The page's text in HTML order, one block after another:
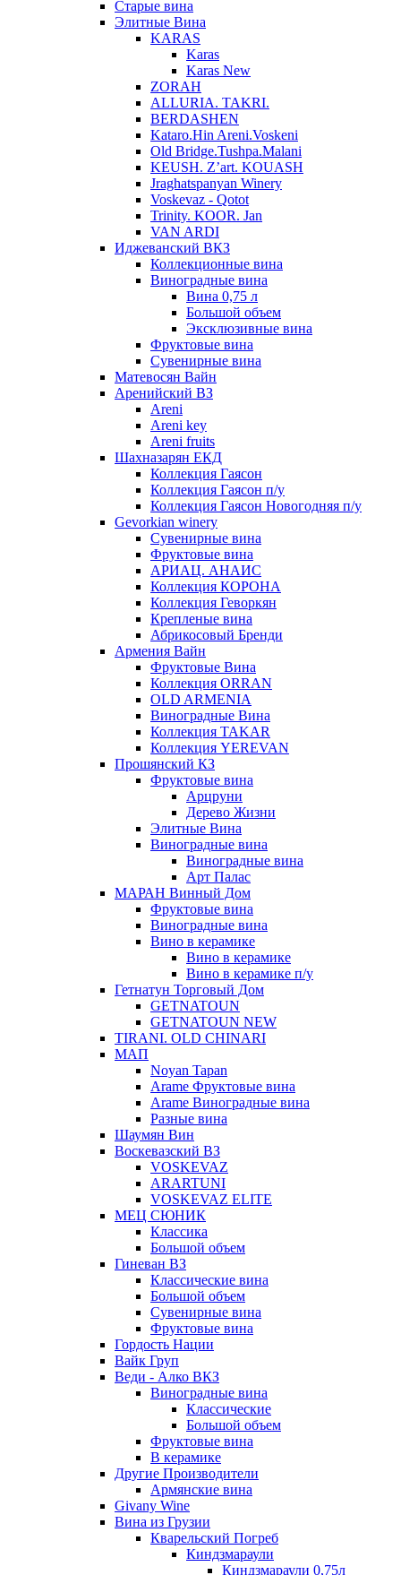
Старые вина
Элитные Вина
KARAS
Karas
Karas New
ZORAH
ALLURIA. TAKRI.
BERDASHEN
Kataro.Hin Areni.Voskeni
Old Bridge.Tushpa.Malani
KEUSH. Z’art. KOUASH
Jraghatspanyan Winery
Voskevaz - Qotot
Trinity. KOOR. Jan
VAN ARDI
Иджеванский ВКЗ
Коллекционные вина
Виноградные вина
Вина 0,75 л
Большой объем
Эксклюзивные вина
Фруктовые вина
Cувенирные вина
Матевосян Вайн
Аренийский ВЗ
Areni
Areni key
Areni fruits
Шахназарян ЕКД
Коллекция Гаясон
Коллекция Гаясон п/у
Коллекция Гаясон Новогодняя п/у
Gevorkian winery
Сувенирные вина
Фруктовые вина
АРИАЦ. АНАИС
Коллекция КОРОНА
Коллекция Геворкян
Крепленые вина
Абрикосовый Бренди
Армения Вайн
Фруктовые Вина
Коллекция ORRAN
OLD ARMENIA
Виноградные Вина
Коллекция TAKAR
Коллекция YEREVAN
Прошянский КЗ
Фруктовые вина
Арцруни
Дерево Жизни
Элитные Вина
Виноградные вина
Виноградные вина
Арт Палас
МАРАН Винный Дом
Фруктовые вина
Виноградные вина
Вино в керамике
Вино в керамике
Вино в керамике п/у
Гетнатун Торговый Дом
GETNATOUN
GETNATOUN NEW
TIRANI. OLD CHINARI
МАП
Noyan Tapan
Arame Фруктовые вина
Arame Виноградные вина
Разные вина
Шаумян Вин
Воскевазский ВЗ
VOSKEVAZ
ARARTUNI
VOSKEVAZ ELITE
МЕЦ СЮНИК
Классика
Большой объем
Гиневан ВЗ
Классические вина
Большой объем
Сувенирные вина
Фруктовые вина
Гордость Нации
Вайк Груп
Веди - Алко ВКЗ
Виноградные вина
Классические
Большой объем
Фруктовые вина
В керамике
Другие Производители
Армянские вина
Givany Wine
Вина из Грузии
Кварельский Погреб
Киндзмараули
Киндзмараули 0,75л